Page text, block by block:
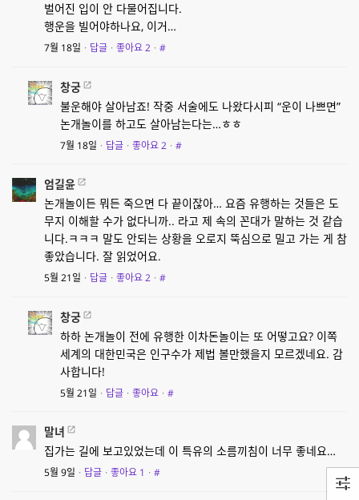
벌어진 입이 안 다물어집니다.
행운을 빌어야하나요, 이거…
7월 18일 · 답글 · 좋아요2 · #
창궁
불운해야 살아남죠! 작중 서술에도 나왔다시피 “운이 나쁘면”
논개놀이를 하고도 살아남는다는…ㅎㅎ
7월 18일 · 답글 · 좋아요2 · #
엄길윤
논개놀이든 뭐든 죽으면 다 끝이잖아… 요즘 유행하는 것들은 도
무지 이해할 수가 없다니까.. 라고 제 속의 꼰대가 말하는 것 같습
니다.ㅋㅋㅋ 말도 안되는 상황을 오로지 뚝심으로 밀고 가는 게 참
좋았습니다. 잘 읽었어요.
5월 21일 · 답글 · 좋아요2 · #
창궁
하하 논개놀이 전에 유행한 이차돈놀이는 또 어떻고요? 이쪽
세계의 대한민국은 인구수가 제법 볼만했을지 모르겠네요. 감
사합니다!
5월 21일 · 답글 · 좋아요 · #
말녀
집가는 길에 보고있었는데 이 특유의 소름끼침이 너무 좋네요…
5월 9일 · 답글 · 좋아요 1 · #